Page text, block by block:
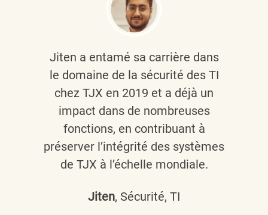
Jiten a entamé sa carrière dans
le domaine de la sécurité des TI
chez TJX en 2019 et a déjà un
impact dans de nombreuses
fonctions, en contribuant à
préserver l’intégrité des systèmes
de TJX à l’échelle mondiale.
Jiten, Sécurité, TI